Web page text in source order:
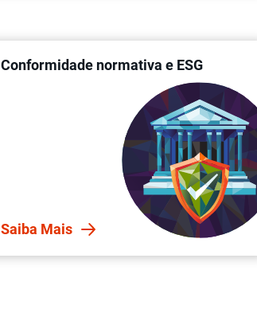
Conformidade normativa e ESG
Saiba Mais